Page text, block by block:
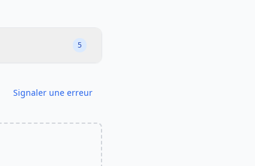
5
Signaler une erreur